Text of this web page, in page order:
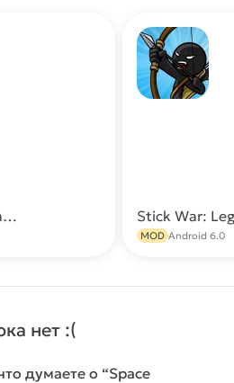
Car Parking Multiplayer МОД (Много денег, всё открыто)
MOD Android 6.0
нет :(
думаете о “Space